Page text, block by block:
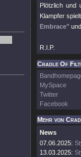
Plötzlich und
Klampfer
Embrace" und
R.I.P.
Cradle Of
MySpace
Twitter
Facebook
Mehr von
News
07.06.2025:
13.03.2025: